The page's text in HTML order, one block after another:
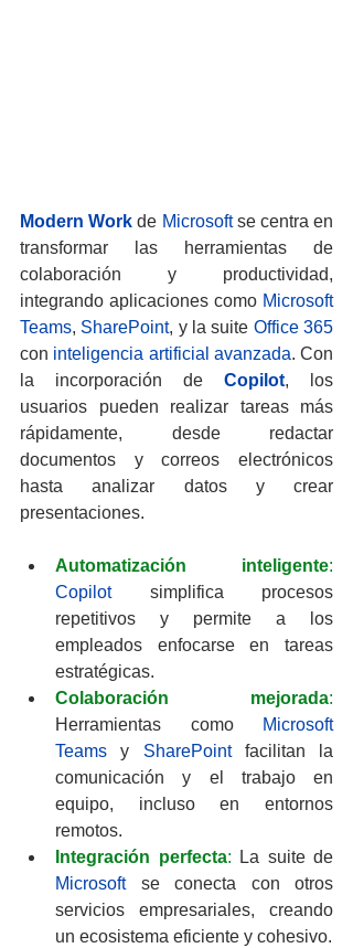
Modern Work de Microsoft se centra en
transformar las herramientas de
colaboración y productividad,
integrando aplicaciones como Microsoft
Teams, SharePoint, y la suite Office 365
con inteligencia artificial avanzada. Con
la incorporación de Copilot, los
usuarios pueden realizar tareas más
rápidamente, desde redactar
documentos y correos electrónicos
hasta analizar datos y crear
presentaciones.
Automatización inteligente:
Copilot simplifica procesos
repetitivos y permite a los
empleados enfocarse en tareas
estratégicas.
Colaboración mejorada:
Herramientas como
Microsoft
Teams y SharePoint facilitan la
comunicación y el trabajo en
equipo, incluso en entornos
remotos.
Integración perfecta: La suite de
Microsoft se conecta con otros
servicios empresariales, creando
un ecosistema eficiente y cohesivo.